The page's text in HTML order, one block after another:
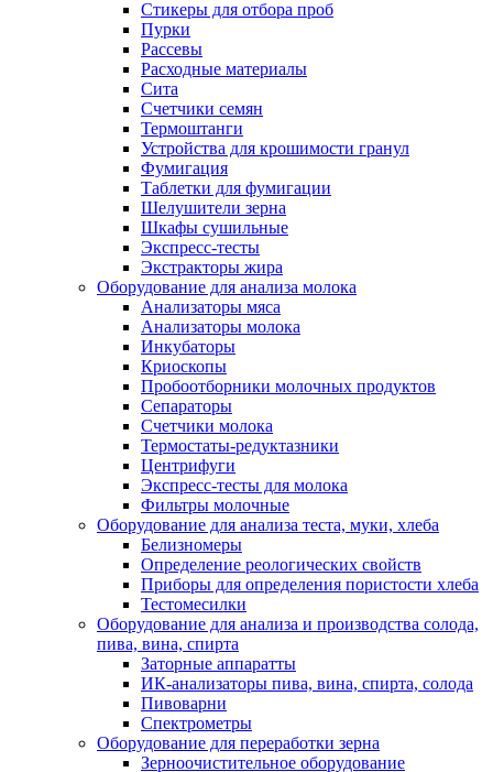
Стикеры для отбора проб
Пурки
Рассевы
Расходные материалы
Сита
Счетчики семян
Термоштанги
Устройства для крошимости гранул
Фумигация
Таблетки для фумигации
Шелушители зерна
Шкафы сушильные
Экспресс-тесты
Экстракторы жира
Оборудование для анализа молока
Анализаторы мяса
Анализаторы молока
Инкубаторы
Криоскопы
Пробоотборники молочных продуктов
Сепараторы
Счетчики молока
Термостаты-редуктазники
Центрифуги
Экспресс-тесты для молока
Фильтры молочные
Оборудование для анализа теста, муки, хлеба
Белизномеры
Определение реологических свойств
Приборы для определения пористости хлеба
Тестомесилки
Оборудование для анализа и производства солода,
пива, вина, спирта
Заторные аппаратты
ИК-анализаторы пива, вина, спирта, солода
Пивоварни
Спектрометры
Оборудование для переработки зерна
Зерноочистительное оборудование